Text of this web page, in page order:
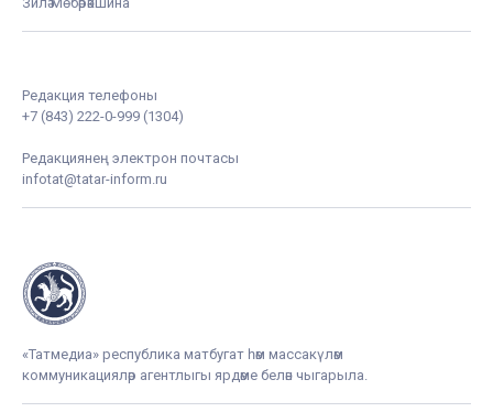
Редакция телефоны
+7 (843) 222-0-999 (1304)
Редакциянең электрон почтасы
infotat@tatar-inform.ru
«Татмедиа» республика матбугат һәм массакүләм
коммуникацияләр агентлыгы ярдәме белән чыгарыла.